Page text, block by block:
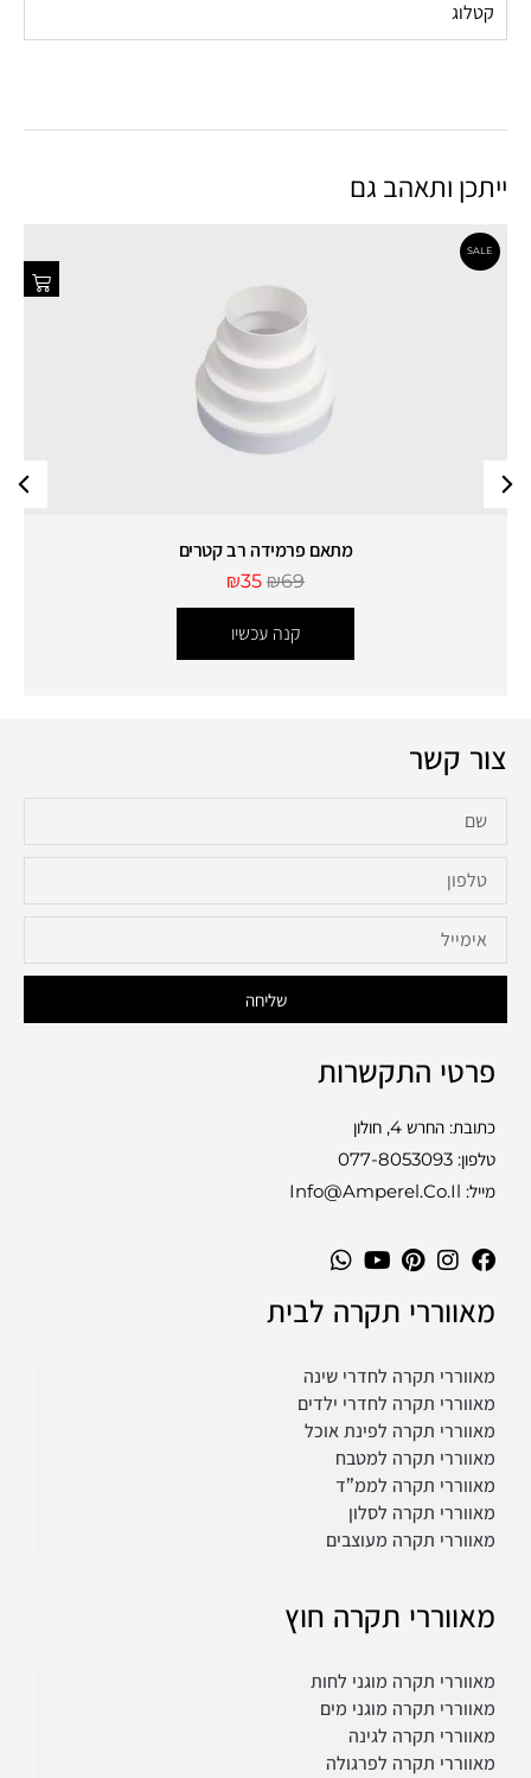
קטלוג
ייתכן ותאהב גם
מתאם פרמידה רב קטרים
₪69
₪35
קנה עכשיו
צור קשר
שליחה
פרטי התקשרות
כתובת: החרש 4, חולון
טלפון: 077-8053093
מייל: Info@amperel.co.il
מאווררי תקרה לבית
מאווררי תקרה לחדרי שינה
מאווררי תקרה לחדרי ילדים
מאווררי תקרה לפינת אוכל
מאווררי תקרה למטבח
מאווררי תקרה לממ”ד
מאווררי תקרה לסלון
מאווררי תקרה מעוצבים
מאווררי תקרה חוץ
מאווררי תקרה מוגני לחות
מאווררי תקרה מוגני מים
מאווררי תקרה לגינה
מאווררי תקרה לפרגולה